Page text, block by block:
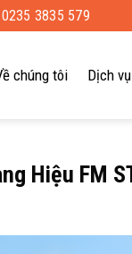
0235 3835 579
chúng tôi Dịch vụ
Hiệu FM